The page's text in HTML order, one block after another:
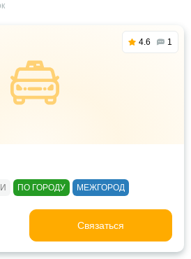
4.6 1
ПО ГОРОДУ МЕЖГОРОД
Связаться